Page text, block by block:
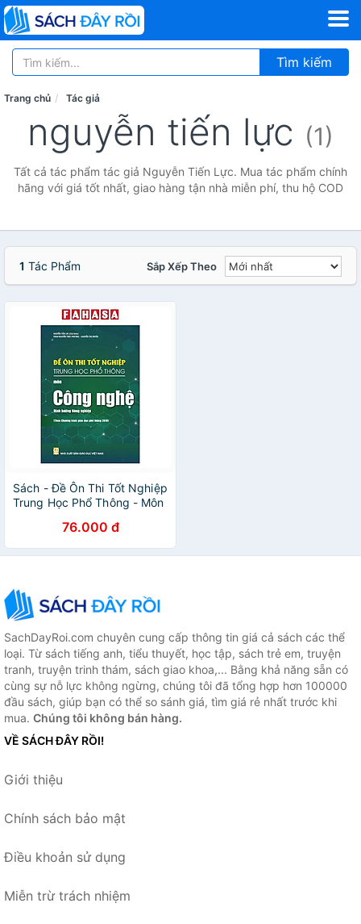
Tìm kiếm
Trang chủ Tác giả
nguyễn tiến lực (1)
Tất cả tác phẩm tác giả Nguyễn Tiến Lực. Mua tác phẩm chính
hãng với giá tốt nhất, giao hàng tận nhà miễn phí, thu hộ COD
1 Tác Phẩm Sắp Xếp Theo
Sách - Đề Ôn Thi Tốt Nghiệp
Trung Học Phổ Thông - Môn
Nông Nghiệp (Theo Chương
Trình Giáo Dục Phổ Thông
2018)
76.000 đ
SachDayRoi.com chuyên cung cấp thông tin giá cả sách các thể
loại. Từ sách tiếng anh, tiểu thuyết, học tập, sách trẻ em, truyện
tranh, truyện trinh thám, sách giao khoa,... Bằng khả năng sẵn có
cùng sự nỗ lực không ngừng, chúng tôi đã tổng hợp hơn 100000
đầu sách, giúp bạn có thể so sánh giá, tìm giá rẻ nhất trước khi
mua. Chúng tôi không bán hàng.
VỀ SÁCH ĐÂY RỒI!
Giới thiệu
Chính sách bảo mật
Điều khoản sử dụng
Miễn trừ trách nhiệm